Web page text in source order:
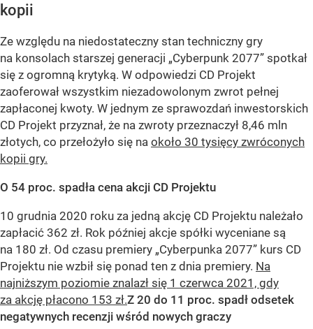
kopii
Ze względu na niedostateczny stan techniczny gry
na konsolach starszej generacji „Cyberpunk 2077” spotkał
się z ogromną krytyką. W odpowiedzi CD Projekt
zaoferował wszystkim niezadowolonym zwrot pełnej
zapłaconej kwoty. W jednym ze sprawozdań inwestorskich
CD Projekt przyznał, że na zwroty przeznaczył 8,46 mln
złotych, co przełożyło się na około 30 tysięcy zwróconych
kopii gry.
O 54 proc. spadła cena akcji CD Projektu
10 grudnia 2020 roku za jedną akcję CD Projektu należało
zapłacić 362 zł. Rok później akcje spółki wyceniane są
na 180 zł. Od czasu premiery „Cyberpunka 2077” kurs CD
Projektu nie wzbił się ponad ten z dnia premiery. Na
najniższym poziomie znalazł się 1 czerwca 2021, gdy
za akcję płacono 153 zł.Z 20 do 11 proc. spadł odsetek
negatywnych recenzji wśród nowych graczy